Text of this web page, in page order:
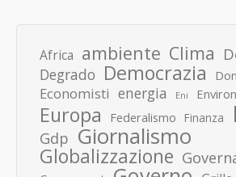
Africa ambiente Clima
Degrado Democrazia
Economisti energia Eni
Europa Federalismo Finanza
Gdp Giornalismo
Globalizzazione